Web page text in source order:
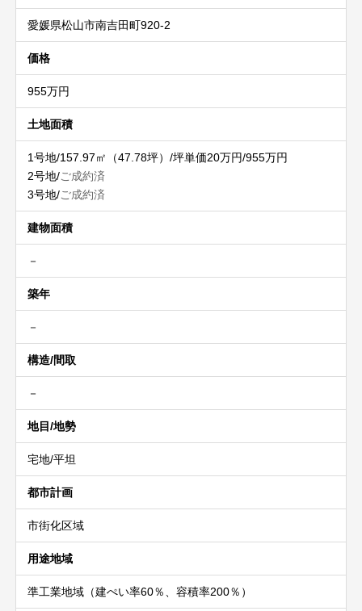
愛媛県松山市南吉田町920-2
価格
955万円
土地面積
1号地/157.97㎡（47.78坪）/坪単価20万円/955万円
2号地/ご成約済
3号地/ご成約済
建物面積
－
築年
－
構造/間取
－
地目/地勢
宅地/平坦
都市計画
市街化区域
用途地域
準工業地域（建ぺい率60％、容積率200％）